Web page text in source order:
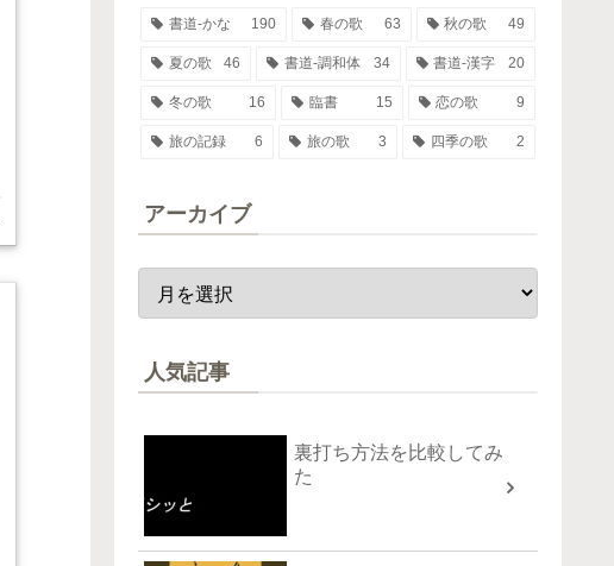
書道-かな 190 春の歌 63 秋の歌 49
夏の歌 46 書道-調和体 34 書道-漢字 20
冬の歌 16 臨書 15 恋の歌 9
旅の記録 6 旅の歌 3 四季の歌 2
アーカイブ
人気記事
裏打ち方法を比較してみ
た